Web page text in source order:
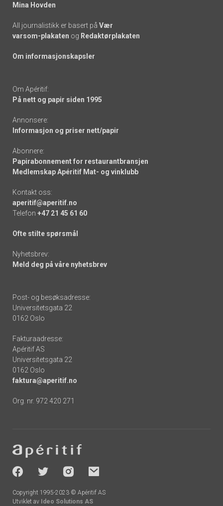
Mina Hovden
All journalistikk er basert på Vær
varsom-plakaten og Redaktørplakaten
Om informasjonskapsler
Om Apéritif:
På nett og papir siden 1995
Annonsere:
Informasjon og priser nett/papir
Abonnere:
Papirabonnement for restaurantbransjen
Medlemskap Apéritif Mat- og vinklubb
Kontakt oss:
aperitif@aperitif.no
Telefon +47 21 45 61 60
Ofte stilte spørsmål
Nyhetsbrev:
Meld deg på våre nyhetsbrev
Post- og besøksadresse:
Universitetsgata 22
0162 Oslo
Fakturaadresse:
Apéritif AS
Universitetsgata 22
0162 Oslo
faktura@aperitif.no
Org. nr. 972 420 271
-
socials
Copyright 1995-2023 © Apéritif AS
Utviklet av Ideo Solutions AS